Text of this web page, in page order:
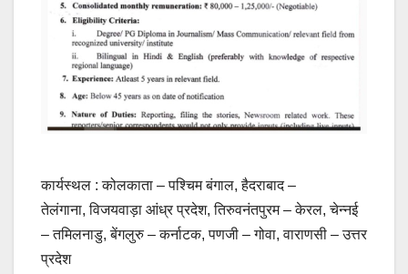
कार्यस्थल : कोलकाता – पश्चिम बंगाल, हैदराबाद –
तेलंगाना, विजयवाड़ा आंध्र प्रदेश, तिरुवनंतपुरम – केरल, चेन्नई
– तमिलनाडु, बेंगलुरु – कर्नाटक, पणजी – गोवा, वाराणसी – उत्तर
प्रदेश